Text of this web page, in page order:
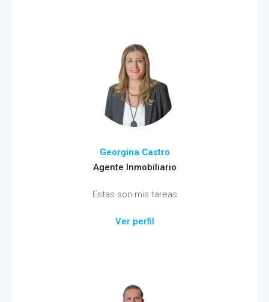
Georgina Castro
Agente Inmobiliario
Estas son mis tareas
Ver perfil